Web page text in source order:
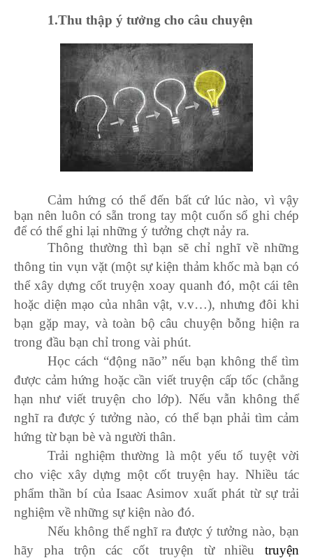
1.Thu thập ý tưởng cho câu chuyện
Cảm hứng có thể đến bất cứ lúc nào, vì vậy
bạn nên luôn có sẵn trong tay một cuốn sổ ghi chép
để có thể ghi lại những ý tưởng chợt nảy ra.
Thông thường thì bạn sẽ chỉ nghĩ về những
thông tin vụn vặt (một sự kiện thảm khốc mà bạn có
thể xây dựng cốt truyện xoay quanh đó, một cái tên
hoặc diện mạo của nhân vật, v.v…), nhưng đôi khi
bạn gặp may, và toàn bộ câu chuyện bỗng hiện ra
trong đầu bạn chỉ trong vài phút.
Học cách “động não” nếu bạn không thể tìm
được cảm hứng hoặc cần viết truyện cấp tốc (chẳng
hạn như viết truyện cho lớp). Nếu vẫn không thể
nghĩ ra được ý tưởng nào, có thể bạn phải tìm cảm
hứng từ bạn bè và người thân.
Trải nghiệm thường là một yếu tố tuyệt vời
cho việc xây dựng một cốt truyện hay. Nhiều tác
phẩm thần bí của Isaac Asimov xuất phát từ sự trải
nghiệm về những sự kiện nào đó.
Nếu không thể nghĩ ra được ý tưởng nào, bạn
hãy pha trộn các cốt truyện từ nhiều truyện